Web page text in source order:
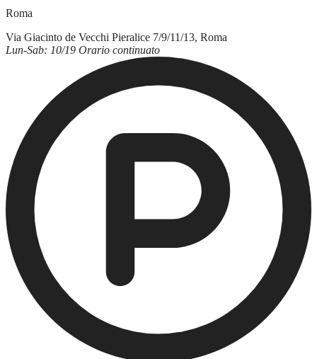
Roma
Via Giacinto de Vecchi Pieralice 7/9/11/13, Roma
Lun-Sab: 10/19 Orario continuato